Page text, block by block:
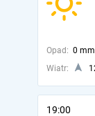
Opad: 0 mm
Wiatr:
19:00